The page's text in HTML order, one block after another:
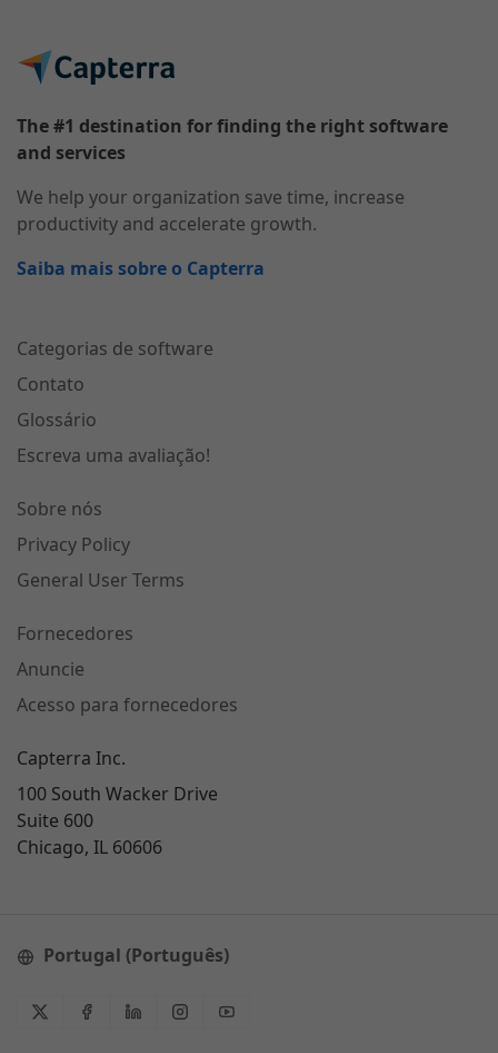
The #1 destination for finding the right software
and services
We help your organization save time, increase
productivity and accelerate growth.
Saiba mais sobre o Capterra
Categorias de software
Contato
Glossário
Escreva uma avaliação!
Sobre nós
Privacy Policy
General User Terms
Fornecedores
Anuncie
Acesso para fornecedores
Capterra Inc.
100 South Wacker Drive
Suite 600
Chicago, IL 60606
Portugal (Português)